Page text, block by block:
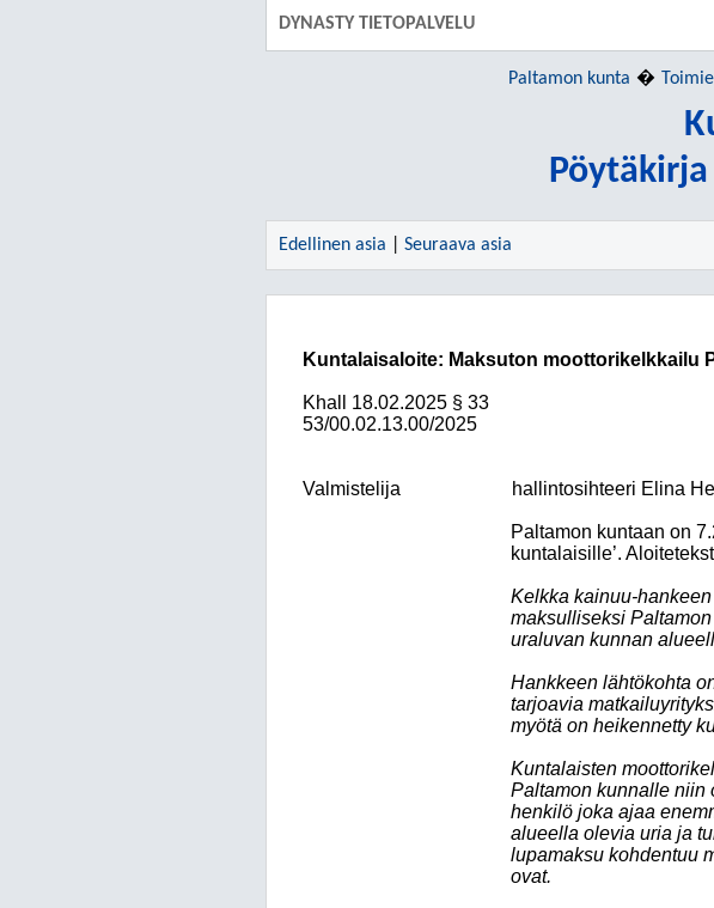
DYNASTY TIETOPALVELU
Paltamon kunta
Edellinen asia Seuraava asia
Kuntalaisaloite: Maksuton moottorikelkkailu
Khall 18.02.2025 § 33
53/00.02.13.00/2025
Valmistelija hallintosihteeri Elina
Paltamon kuntaan on
kuntalaisille’.
Kelkka kainuu-
maksulliseksi
uraluvan kunnan
Hankkeen lähtökohta
tarjoavia
myötä on heikennetty
Kuntalaisten
Paltamon kunnalle niin
henkilö joka ajaa
alueella olevia uria ja
lupamaksu kohdentuu
ovat.